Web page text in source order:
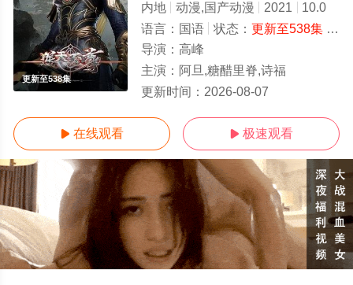
更新至538集
内地 动漫,国产动漫 2021
10.0
语言： 国语 状态： 更新至538集- 免费在线观看
导演： 高峰
主演： 阿旦,糖醋里脊,诗福
更新时间： 2026-08-07
 在线观看  极速观看